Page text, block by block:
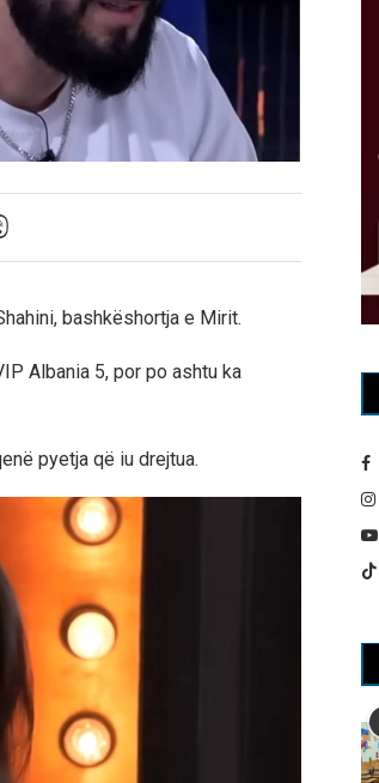
bashkëshortja e Mirit.
Albania 5, por po ashtu ka
pyetja që iu drejtua.